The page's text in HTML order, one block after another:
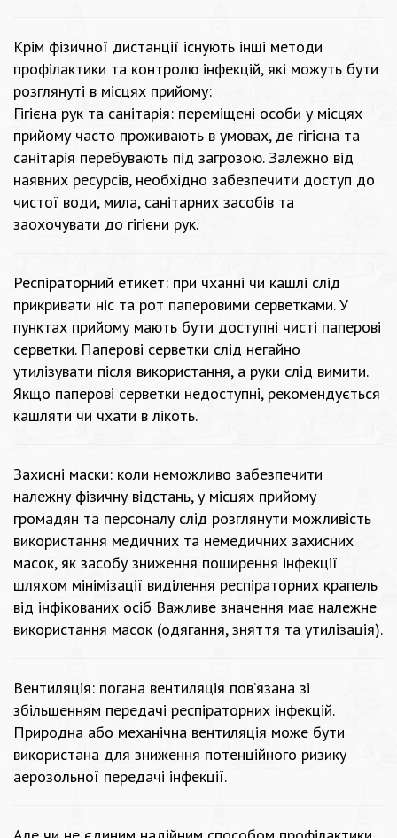
Крім фізичної дистанції існують інші методи
профілактики та контролю інфекцій, які можуть бути
розглянуті в місцях прийому:
Гігієна рук та санітарія: переміщені особи у місцях
прийому часто проживають в умовах, де гігієна та
санітарія перебувають під загрозою. Залежно від
наявних ресурсів, необхідно забезпечити доступ до
чистої води, мила, санітарних засобів та
заохочувати до гігієни рук.
Респіраторний етикет: при чханні чи кашлі слід
прикривати ніс та рот паперовими серветками. У
пунктах прийому мають бути доступні чисті паперові
серветки. Паперові серветки слід негайно
утилізувати після використання, а руки слід вимити.
Якщо паперові серветки недоступні, рекомендується
кашляти чи чхати в лікоть.
Захисні маски: коли неможливо забезпечити
належну фізичну відстань, у місцях прийому
громадян та персоналу слід розглянути можливість
використання медичних та немедичних захисних
масок, як засобу зниження поширення інфекції
шляхом мінімізації виділення респіраторних крапель
від інфікованих осіб Важливе значення має належне
використання масок (одягання, зняття та утилізація).
Вентиляція: погана вентиляція пов’язана зі
збільшенням передачі респіраторних інфекцій.
Природна або механічна вентиляція може бути
використана для зниження потенційного ризику
аерозольної передачі інфекції.